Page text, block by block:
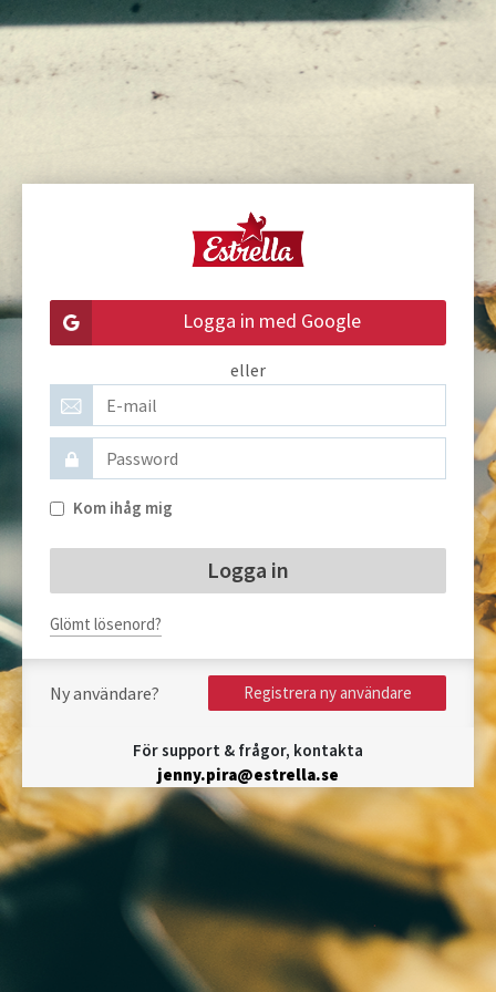
Logga in med Google
eller
Kom ihåg mig
Glömt lösenord?
Ny användare? Registrera ny användare
För support & frågor, kontakta
jenny.pira@estrella.se